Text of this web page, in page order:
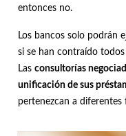
entonces no.
Los bancos solo podrán
si se han contraído
Las consultorías
unificación de sus
pertenezcan a diferentes